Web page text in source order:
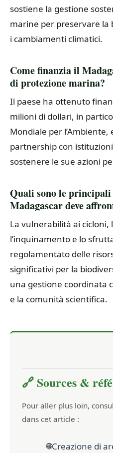
sostiene la gestione
marine per preservare la
i cambiamenti climatici.
Come finanzia il
di protezione marina?
Il paese ha ottenuto
milioni di dollari, in
Mondiale per l’Ambiente,
partnership con
sostenere le sue azioni
Quali sono le principali
Madagascar deve
La vulnerabilità ai cicloni,
l’inquinamento e lo
regolamentato delle
significativi per la
una gestione coordinata
e la comunità scientifica.
🔗 Sources &
Pour aller plus loin,
dans cet article :
🌐Creazione di